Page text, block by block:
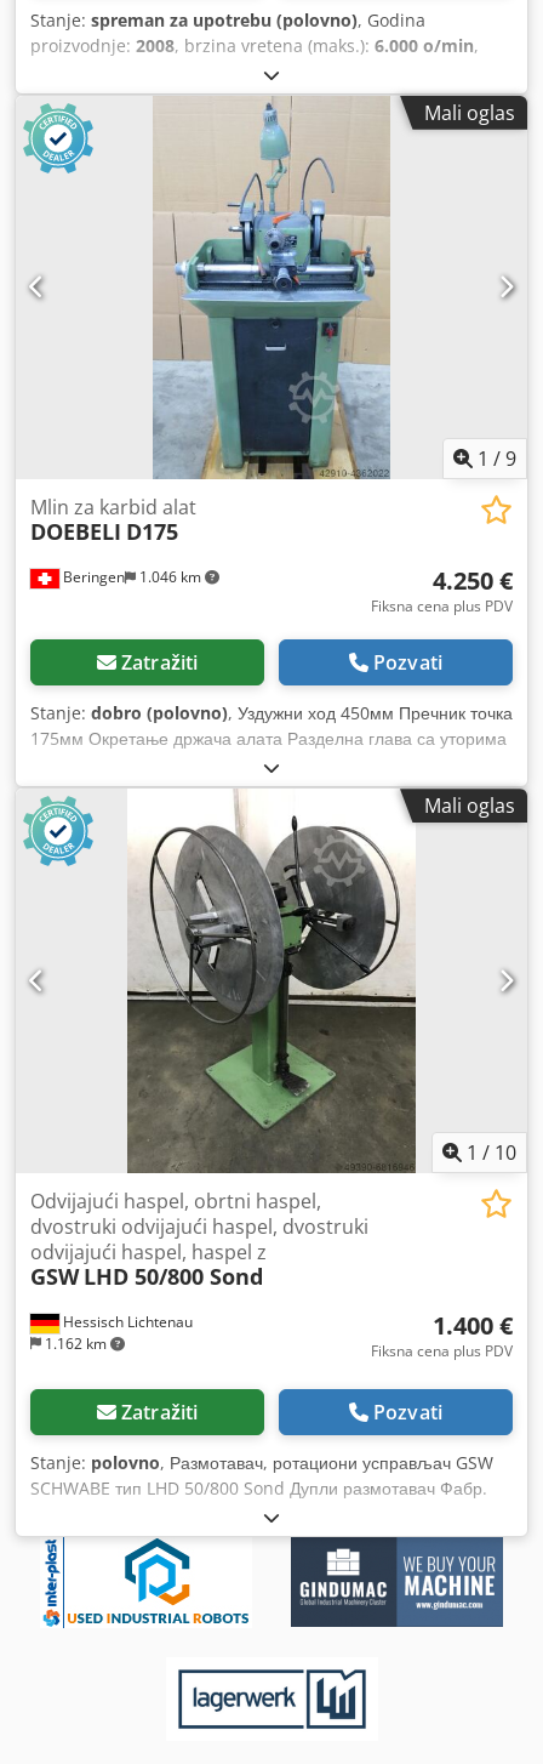
Stanje: spreman za upotrebu (polovno), Godina
proizvodnje: 2008, brzina vretena (maks.): 6.000 o/min,
, Fanuc 18ITB Komadi: prečnik 130
mm, dužina 110 mm Brzina stezne glave: 7500 obrtaja
Revolverska glava sa 12 pozicija Credpfx Acex Irzvelof
Maksimalna brzina alata: 6000 obrtaja Snaga: 24 kW
Transporter strugotine
Mali oglas
1 /9
Beringen 1.046 km
Mlin za karbid alat
DOEBELI D175
4.250 €
Fiksna cena plus PDV
Zatražiti Pozvati
Stanje: dobro (polovno), Уздужни ход 450мм Пречник точка
175мм Окретање држача алата Разделна глава са уторима
Стол Д-140мм инсталација расхладне течности МАРЦЕЛС
МАСЦХИНЕН ЦХ Crsdpofgd Hhsfx Aclsf
Mali oglas
1 / 10
Hessisch Lichtenau
1.162 km
Odvijajući haspel, obrtni haspel,
dvostruki odvijajući haspel, dvostruki
odvijajući haspel, haspel z
GSW LHD 50/800 Sond
1.400 €
Fiksna cena plus PDV
Zatražiti Pozvati
Stanje: polovno, Размотавач, ротациони усправљач GSW
SCHWABE тип LHD 50/800 Sond Дупли размотавач Фабр.
бр. 5775 Година производње око 1995 Тежина ролне 50 кг
по страни Ширина ролне макс. 130 мм Унутрашњи пречник
ролне 155 - 445 мм Спољни пречник ролне 850 мм Носећи
дискови Ø 850 мм Покретачки прстенови Ø 850 мм
Crsdpjhubgwefx Aclef Растојање од средине осовине до
ротирајућа за 180° са закључавањем - Централно ширење
преко подесиве полуге - Механичка диск кочница, подесиве
кочионе папучице помоћу навртке Потребан простор Д x Ш